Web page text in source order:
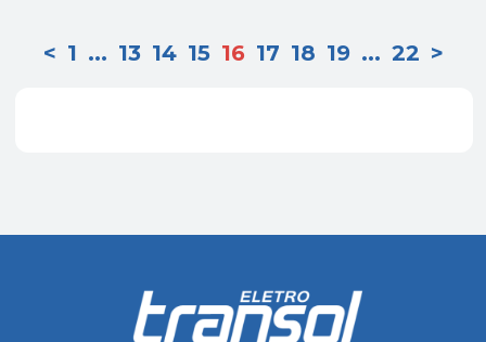
< 1 ... 13 14 15 16 17 18 19 ... 22 >